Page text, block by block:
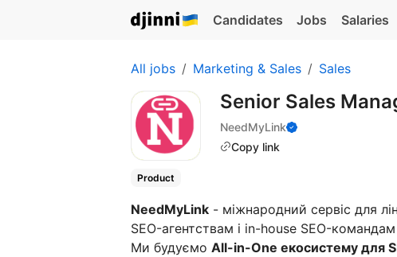
Candidates Jobs Salaries
All jobs Marketing & Sales Sales
Senior Sales
NeedMyLink
Copy link
Product
NeedMyLink - міжнародний сервіс для
SEO-агентствам і in-house SEO-
Ми будуємо All-in-One екосистему для